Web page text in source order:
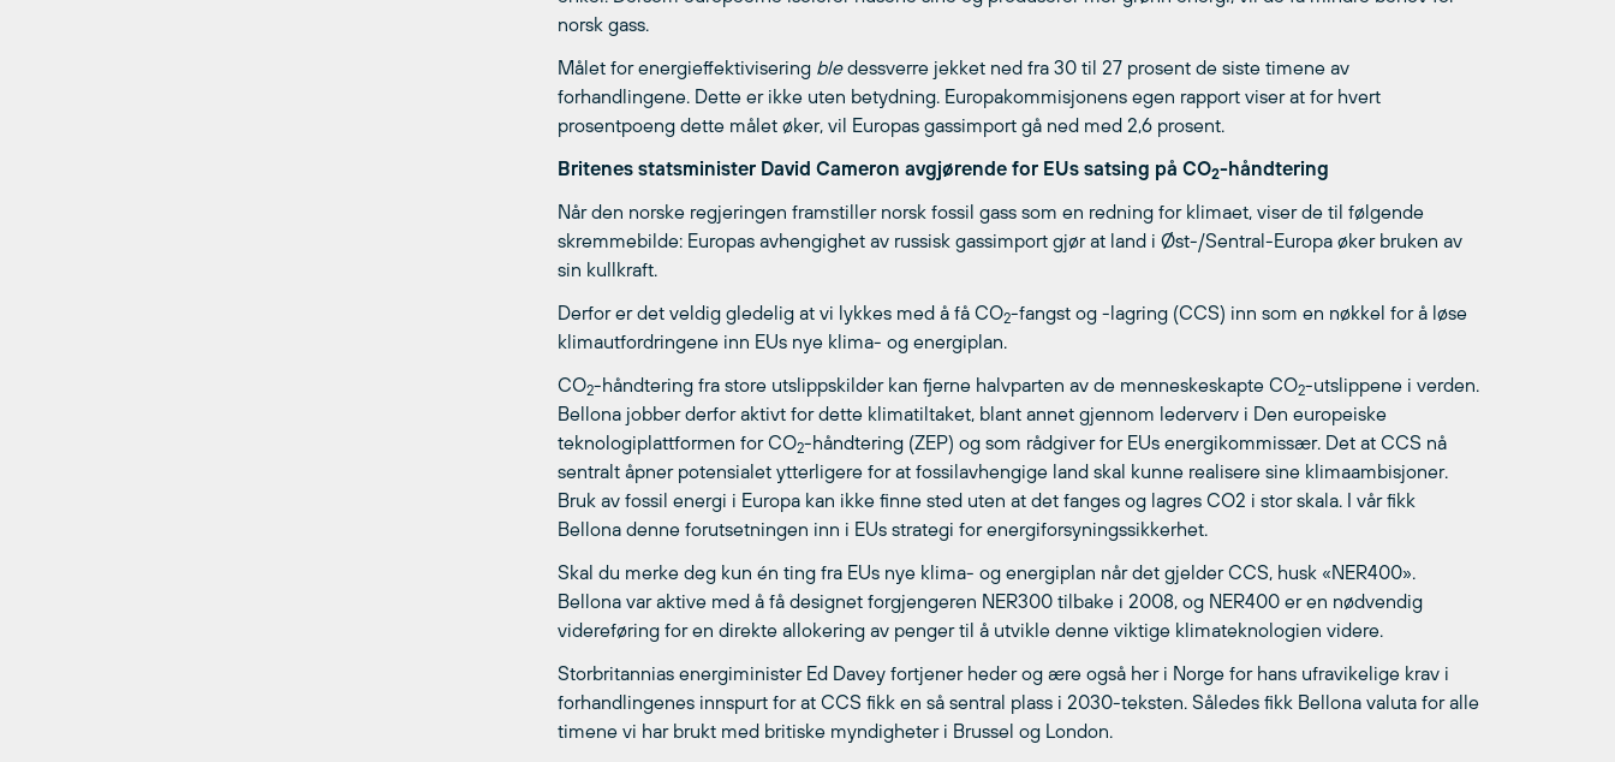
norsk gass.
Målet for energieffektivisering bledessverre jekket ned fra 30 til 27 prosent de siste timene av
forhandlingene. Dette er ikke uten betydning. Europakommisjonens egen rapport viser at for hvert
prosentpoeng dette målet øker, vil Europas gassimport gå ned med 2,6 prosent.
Britenes statsminister David Cameron avgjørende for EUs satsing på CO2-håndtering
Når den norske regjeringen framstiller norsk fossil gass som en redning for klimaet, viser de til følgende
skremmebilde: Europas avhengighet av russisk gassimport gjør at land i Øst-/Sentral-Europa øker bruken av
sin kullkraft.
Derfor er det veldig gledelig at vi lykkes med å få CO2-fangst og -lagring (CCS) inn som en nøkkel for å løse
klimautfordringene inn EUs nye klima- og energiplan.
CO2-håndtering fra store utslippskilder kan fjerne halvparten av de menneskeskapte CO2-utslippene i verden.
Bellona jobber derfor aktivt for dette klimatiltaket, blant annet gjennom lederverv i Den europeiske
teknologiplattformen for CO2-håndtering (ZEP) og som rådgiver for EUs energikommissær. Det at CCS nå
sentralt åpner potensialet ytterligere for at fossilavhengige land skal kunne realisere sine klimaambisjoner.
Bruk av fossil energi i Europa kan ikke finne sted uten at det fanges og lagres CO2 i stor skala. I vår fikk
Bellona denne forutsetningen inn i EUs strategi for energiforsyningssikkerhet.
Skal du merke deg kun én ting fra EUs nye klima- og energiplan når det gjelder CCS, husk «NER400».
Bellona var aktive med å få designet forgjengeren NER300 tilbake i 2008, og NER400 er en nødvendig
videreføring for en direkte allokering av penger til å utvikle denne viktige klimateknologien videre.
Storbritannias energiminister Ed Davey fortjener heder og ære også her i Norge for hans ufravikelige krav i
forhandlingenes innspurt for at CCS fikk en så sentral plass i 2030-teksten. Således fikk Bellona valuta for alle
timene vi har brukt med britiske myndigheter i Brussel og London.